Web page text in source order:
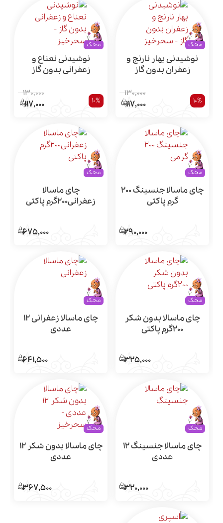
محک
نوشیدنی بهار نارنج و
زعفران بدون گاز
10%
130,000
117,000
محک
نوشیدنی نعناع و
زعفرانی بدون گاز
10%
130,000
117,000
محک
چای ماسالا جنسینگ 200
گرم پاکتی
290,000
محک
چای ماسالا
زعفرانی200گرم پاکتی
675,000
محک
چای ماسالا بدون شکر
200گرم پاکتی
325,000
محک
چای ماسالا زعفرانی 12
عددی
641,500
محک
چای ماسالا جنسینگ 12
عددی
320,000
محک
چای ماسالا بدون شکر 12
عددی
367,500